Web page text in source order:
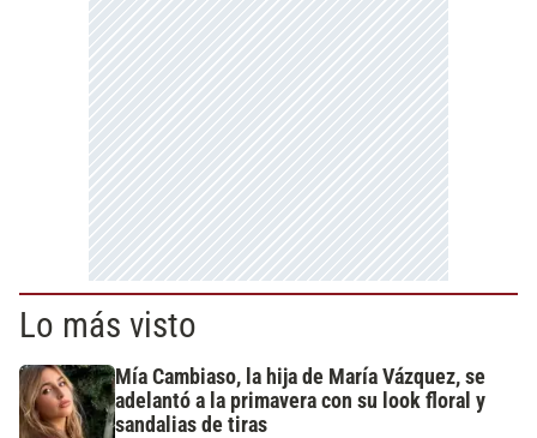
Lo más visto
Mía Cambiaso, la hija de María Vázquez, se
adelantó a la primavera con su look floral y
sandalias de tiras